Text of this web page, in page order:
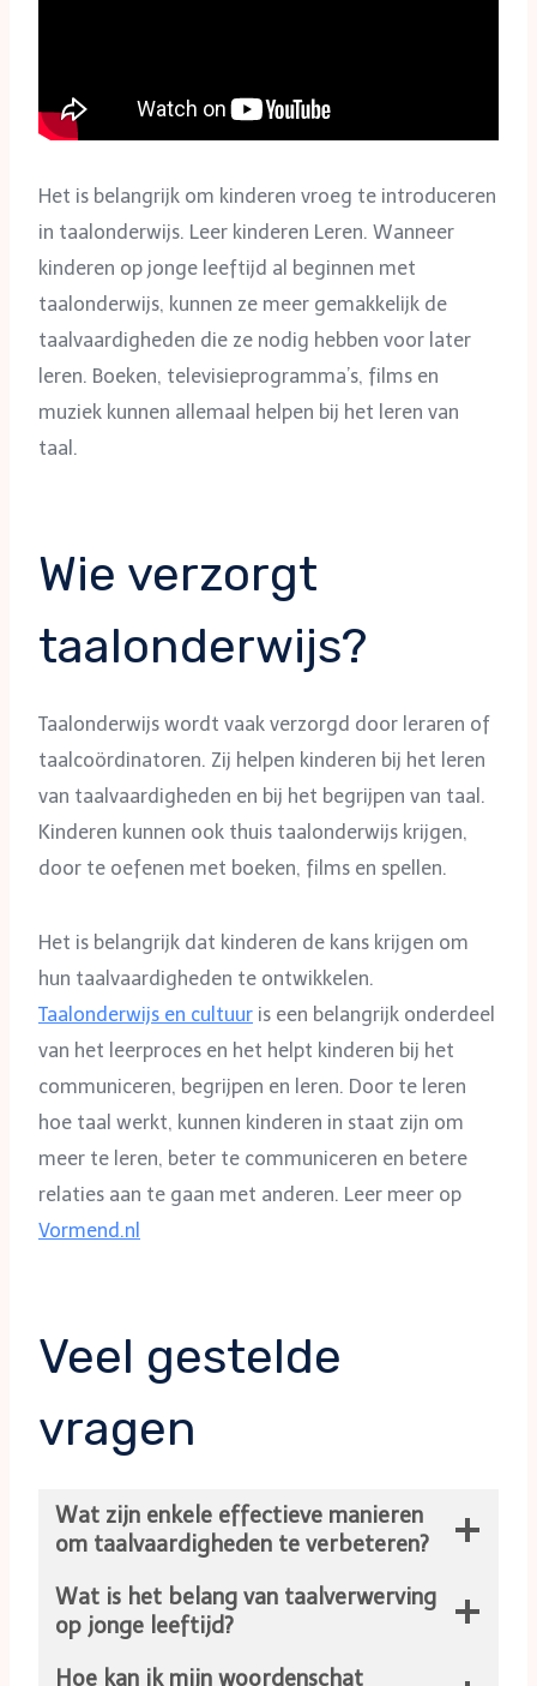
Het is belangrijk om kinderen vroeg te introduceren
in taalonderwijs. Leer kinderen Leren. Wanneer
kinderen op jonge leeftijd al beginnen met
taalonderwijs, kunnen ze meer gemakkelijk de
taalvaardigheden die ze nodig hebben voor later
leren. Boeken, televisieprogramma’s, films en
muziek kunnen allemaal helpen bij het leren van
taal.
Wie verzorgt
taalonderwijs?
Taalonderwijs wordt vaak verzorgd door leraren of
taalcoördinatoren. Zij helpen kinderen bij het leren
van taalvaardigheden en bij het begrijpen van taal.
Kinderen kunnen ook thuis taalonderwijs krijgen,
door te oefenen met boeken, films en spellen.
Het is belangrijk dat kinderen de kans krijgen om
hun taalvaardigheden te ontwikkelen.
Taalonderwijs en cultuur is een belangrijk onderdeel
van het leerproces en het helpt kinderen bij het
communiceren, begrijpen en leren. Door te leren
hoe taal werkt, kunnen kinderen in staat zijn om
meer te leren, beter te communiceren en betere
relaties aan te gaan met anderen. Leer meer op
Vormend.nl
Veel gestelde
vragen
Wat zijn enkele effectieve manieren
om taalvaardigheden te verbeteren?
Wat is het belang van taalverwerving
op jonge leeftijd?
Hoe kan ik mijn woordenschat